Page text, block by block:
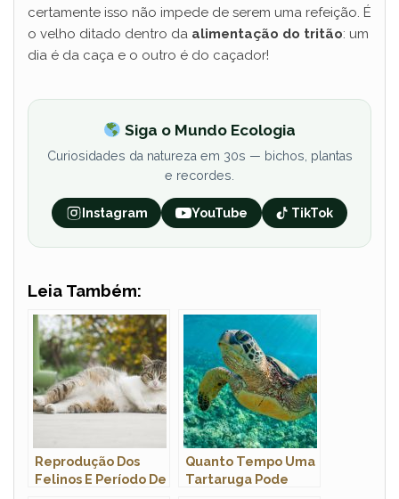
certamente isso não impede de serem uma refeição. É
o velho ditado dentro da alimentação do tritão: um
dia é da caça e o outro é do caçador!
Siga o Mundo Ecologia
Curiosidades da natureza em 30s — bichos, plantas
e recordes.
Instagram YouTube TikTok
Leia Também:
Reprodução Dos
Felinos E Período De
Quanto Tempo Uma
Tartaruga Pode